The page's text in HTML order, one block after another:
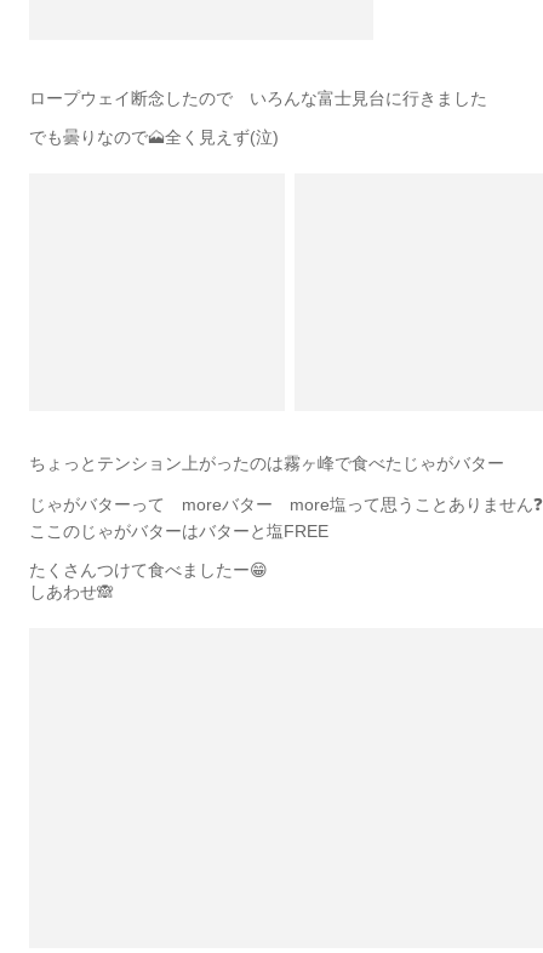
ロープウェイ断念したので いろんな富士見台に行きました
でも曇りなので🗻全く見えず(泣)
ちょっとテンション上がったのは霧ヶ峰で食べたじゃがバター
じゃがバターって moreバター more塩って思うことありません❓
ここのじゃがバターはバターと塩FREE
たくさんつけて食べましたー😁
しあわせ🙈